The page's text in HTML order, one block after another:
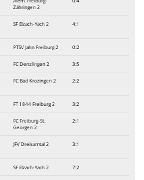
Zähringen 2
SF Elzach-Yach 2 4:1
PTSV Jahn Freiburg 2 0:2
FC Denzlingen 2 3:5
FC Bad Krozingen 2 2:2
FT 1844 Freiburg 2 3:2
FC Freiburg-St.
Georgen 2
2:1
JFV Dreisamtal 2 3:1
SF Elzach-Yach 2 7:2